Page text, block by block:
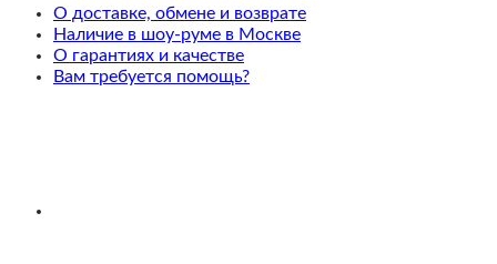
контейнеров
2
шт
90
О доставке, обмене и возврате
Наличие в шоу-руме в Москве
О гарантиях и качестве
Вам требуется помощь?